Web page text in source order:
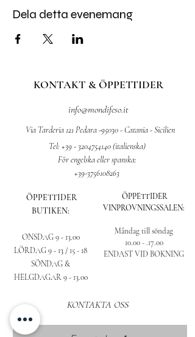
Dela detta evenemang
KONTAKT & ÖPPETTIDER
info@mondifeso.it
Via Tarderia 121 Pedara -95030 - Catania - Sicilien
Tel: +39 - 3204754140(italienska)
För engelska eller spanska:
+39-3756108263
ÖPPETTIDER
BUTIKEN:
ONSDAG 9 - 13.00
LÖRDAG 9 - 13 / 15 - 18
SÖNDAG &
HELGDAGAR 9 - 13.00
ÖPPETTIDER
VINPROVNINGSSALEN:
Måndag till söndag
10.00 - .17.00
ENDAST VID BOKNING
KONTAKTA OSS